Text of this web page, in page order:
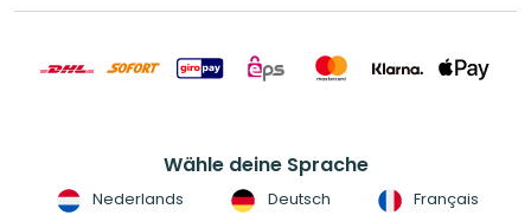
Wähle deine Sprache
Nederlands Deutsch Français